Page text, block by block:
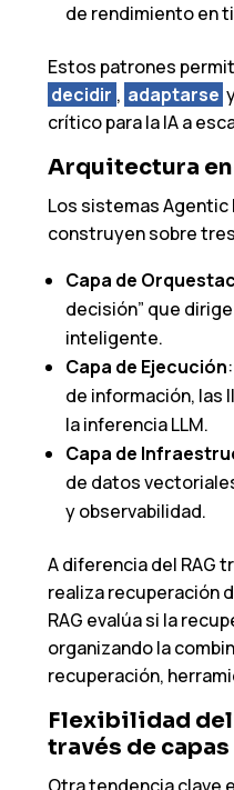
de rendimiento en
Estos patrones
decidir , adaptarse
crítico para la IA a
Arquitectura
Los sistemas Agentic
construyen sobre
Capa de
decisión” que
inteligente.
Capa de Ejecución
de información, las
la inferencia LLM.
Capa de
de datos
y observabilidad.
A diferencia del RAG
realiza recuperación
RAG evalúa si la
organizando la
recuperación,
Flexibilidad
través de